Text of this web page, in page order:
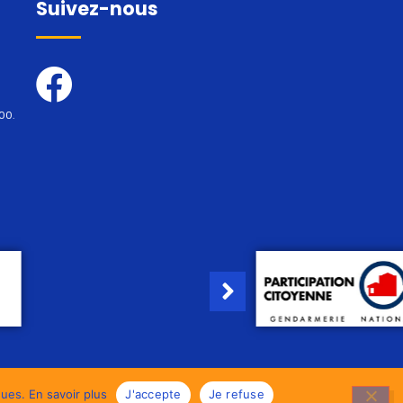
Suivez-nous
En savoir plus J'accepte Je refuse